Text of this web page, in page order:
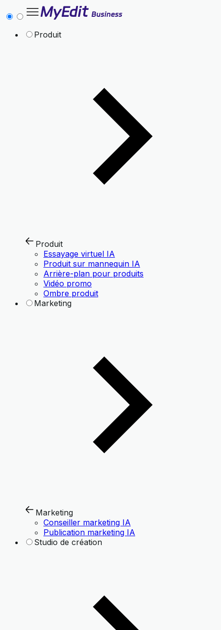
Produit
Produit
Essayage virtuel IA
Produit sur mannequin IA
Arrière-plan pour produits
Vidéo promo
Ombre produit
Marketing
Marketing
Conseiller marketing IA
Publication marketing IA
Studio de création